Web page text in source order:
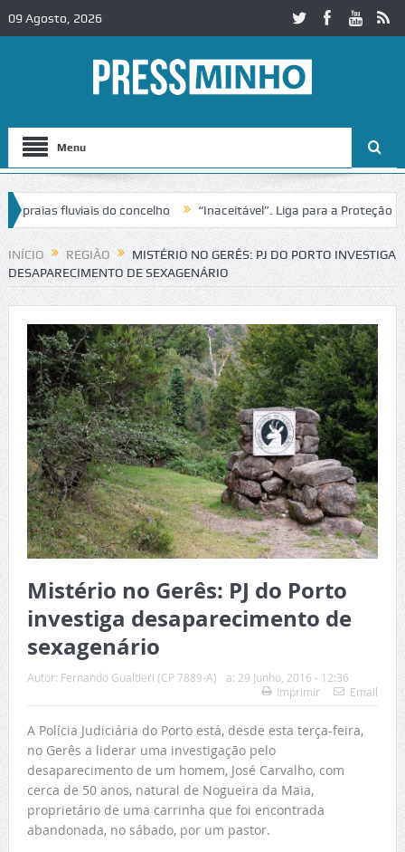
09 Agosto, 2026
Menu
fluviais do concelho “Inaceitável”. Liga para a Proteção da
INÍCIO REGIÃO
MISTÉRIO NO GERÊS: PJ DO PORTO INVESTIGA
DESAPARECIMENTO DE SEXAGENÁRIO
Mistério no Gerês: PJ do Porto
investiga desaparecimento de
sexagenário
Autor: Fernando Gualtieri (CP 7889-A) a: 29 Junho, 2016 - 12:36
Imprimir
Email
A Polícia Judiciária do Porto está, desde esta terça-feira,
no Gerês a liderar uma investigação pelo
desaparecimento de um homem, José Carvalho, com
cerca de 50 anos, natural de Nogueira da Maia,
proprietário de uma carrinha que foi encontrada
abandonada, no sábado, por um pastor.